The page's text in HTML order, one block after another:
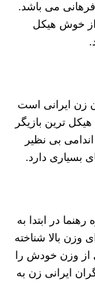
فرهانی می باشد.
از خوش هیکل
زن ایرانی است
ترین بازیگر
بی نظیر
بسیاری دارد.
رهنما در ابتدا به
وزن بالا شناخته
از وزن خودش را
ایرانی زن به